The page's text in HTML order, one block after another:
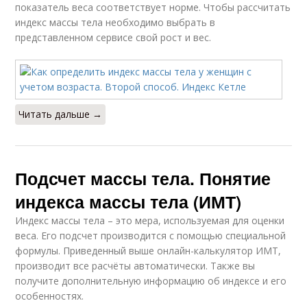
показатель веса соответствует норме. Чтобы рассчитать
индекс массы тела необходимо выбрать в
представленном сервисе свой рост и вес.
Читать дальше →
Подсчет массы тела. Понятие
индекса массы тела (ИМТ)
Индекс массы тела – это мера, используемая для оценки
веса. Его подсчет производится с помощью специальной
формулы. Приведенный выше онлайн-калькулятор ИМТ,
производит все расчёты автоматически. Также вы
получите дополнительную информацию об индексе и его
особенностях.